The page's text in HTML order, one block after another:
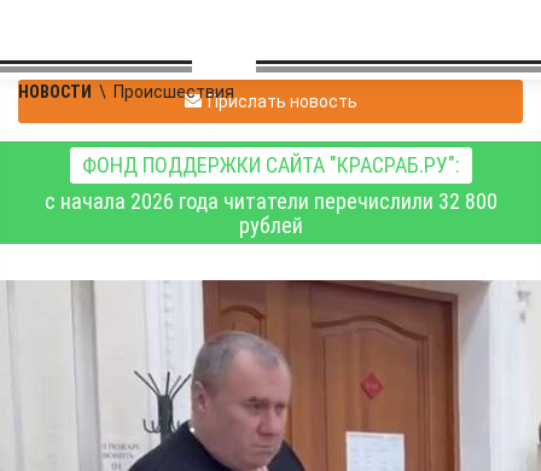
НОВОСТИ \ ПроисшествияПрислать новость
ФОНД ПОДДЕРЖКИ САЙТА "КРАСРАБ.РУ":
с начала 2026 года читатели перечислили 32 800
рублей
Условный срок получил
красноярский
бизнесмен за аферу с
муниципальной землёй